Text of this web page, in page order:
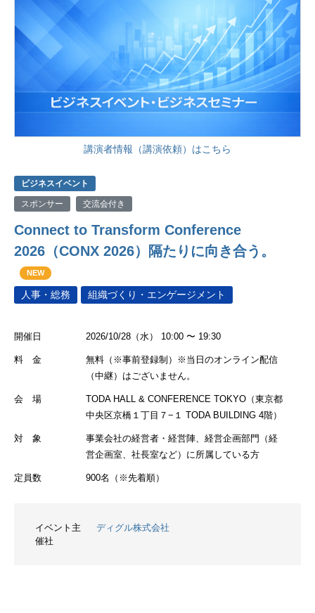
講演者情報（講演依頼）はこちら
ビジネスイベント
スポンサー 交流会付き
Connect to Transform Conference
2026（CONX 2026）隔たりに向き合う。
NEW
人事・総務 組織づくり・エンゲージメント
開催日 2026/10/28（水） 10:00 〜 19:30
料 金
無料（※事前登録制）※当日のオンライン配信
（中継）はございません。
会 場
TODA HALL & CONFERENCE TOKYO（東京都
中央区京橋１丁目７−１ TODA BUILDING 4階）
対 象
事業会社の経営者・経営陣、経営企画部門（経
営企画室、社長室など）に所属している方
定員数 900名（※先着順）
イベント主
催社
ディグル株式会社